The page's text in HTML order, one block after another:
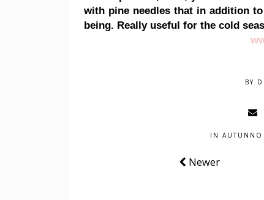
with pine needles that in addition
being. Really useful for the cold
BY
IN
Newer